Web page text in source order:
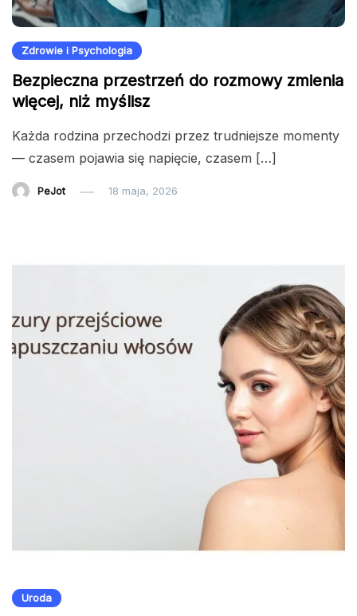
Zdrowie i Psychologia
Bezpieczna przestrzeń do rozmowy zmienia
więcej, niż myślisz
Każda rodzina przechodzi przez trudniejsze momenty
— czasem pojawia się napięcie, czasem […]
PeJot 18 maja, 2026
Uroda